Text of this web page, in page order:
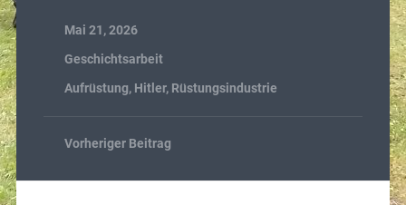
Mai 21, 2026
Geschichtsarbeit
Aufrüstung, Hitler, Rüstungsindustrie
Vorheriger Beitrag